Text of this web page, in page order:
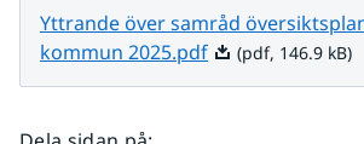
Yttrande över samråd
kommun 2025.pdfPdf, 146.9 kB.
(pdf, 146.9 kB)